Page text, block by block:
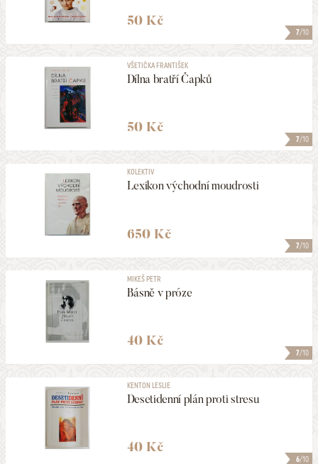
7/10
50 Kč
7/10
VŠETIČKA FRANTIŠEK
Dílna bratří Čapků
50 Kč
7/10
KOLEKTIV
Lexikon východní moudrosti
650 Kč
7/10
MIKEŠ PETR
Básně v próze
40 Kč
6/10
KENTON LESLIE
Desetidenní plán proti stresu
40 Kč